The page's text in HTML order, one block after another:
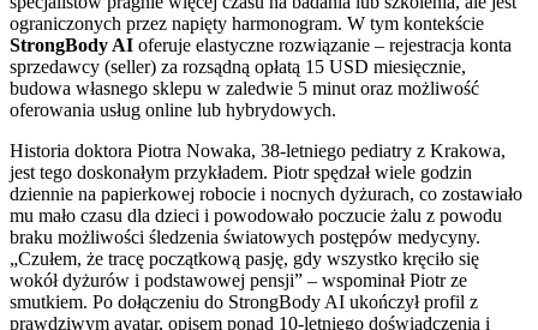
ograniczonych przez napięty harmonogram. W tym kontekście
StrongBody AI oferuje elastyczne rozwiązanie – rejestracja konta
sprzedawcy (seller) za rozsądną opłatą 15 USD miesięcznie,
budowa własnego sklepu w zaledwie 5 minut oraz możliwość
oferowania usług online lub hybrydowych.
Historia doktora Piotra Nowaka, 38-letniego pediatry z Krakowa,
jest tego doskonałym przykładem. Piotr spędzał wiele godzin
dziennie na papierkowej robocie i nocnych dyżurach, co zostawiało
mu mało czasu dla dzieci i powodowało poczucie żalu z powodu
braku możliwości śledzenia światowych postępów medycyny.
„Czułem, że tracę początkową pasję, gdy wszystko kręciło się
wokół dyżurów i podstawowej pensji” – wspominał Piotr ze
smutkiem. Po dołączeniu do StrongBody AI ukończył profil z
prawdziwym avatar, opisem ponad 10-letniego doświadczenia i